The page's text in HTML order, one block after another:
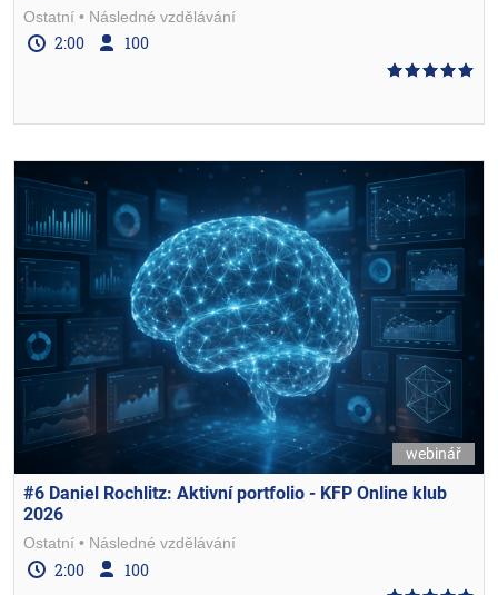
Ostatní Následné vzdělávání
2:00 100
webinář
#6 Daniel Rochlitz: Aktivní portfolio - KFP Online klub
2026
Ostatní Následné vzdělávání
2:00 100